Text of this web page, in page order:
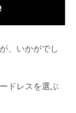
、いかがでし
ドレスを選ぶ